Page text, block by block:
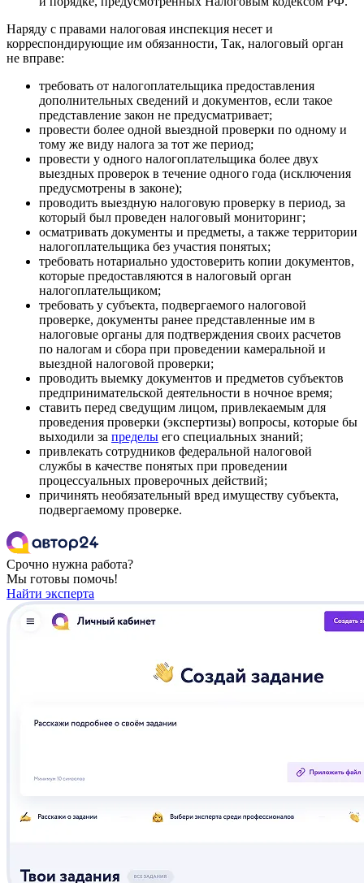
Наряду с правами налоговая инспекция несет и
корреспондирующие им обязанности, Так, налоговый орган
не вправе:
требовать от налогоплательщика предоставления
дополнительных сведений и документов, если такое
представление закон не предусматривает;
провести более одной выездной проверки по одному и
тому же виду налога за тот же период;
провести у одного налогоплательщика более двух
выездных проверок в течение одного года (исключения
предусмотрены в законе);
проводить выездную налоговую проверку в период, за
который был проведен налоговый мониторинг;
осматривать документы и предметы, а также территории
налогоплательщика без участия понятых;
требовать нотариально удостоверить копии документов,
которые предоставляются в налоговый орган
налогоплательщиком;
требовать у субъекта, подвергаемого налоговой
проверке, документы ранее представленные им в
налоговые органы для подтверждения своих расчетов
по налогам и сбора при проведении камеральной и
выездной налоговой проверки;
проводить выемку документов и предметов субъектов
предпринимательской деятельности в ночное время;
ставить перед сведущим лицом, привлекаемым для
проведения проверки (экспертизы) вопросы, которые бы
выходили за пределы его специальных знаний;
привлекать сотрудников федеральной налоговой
службы в качестве понятых при проведении
процессуальных проверочных действий;
причинять необязательный вред имуществу субъекта,
подвергаемому проверке.
Срочно нужна работа?
Мы готовы помочь!
Найти эксперта